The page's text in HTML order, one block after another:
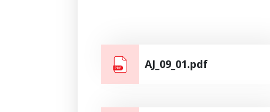
AJ_09_01.pdf